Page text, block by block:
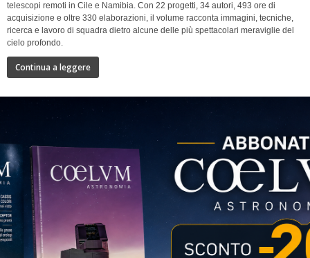
telescopi remoti in Cile e Namibia. Con 22 progetti, 34 autori, 493 ore di
acquisizione e oltre 330 elaborazioni, il volume racconta immagini, tecniche,
ricerca e lavoro di squadra dietro alcune delle più spettacolari meraviglie del
cielo profondo.
Continua a leggere